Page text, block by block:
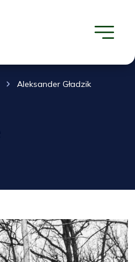
Aleksander Gładzik